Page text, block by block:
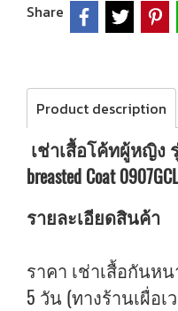
Share
Product description
เช่าเสื้อโค้ทผู้หญิง รุ่
breasted Coat
รายละเอียดสินค้า
ราคา เช่าเสื้อกันห
5 วัน (ทางร้านเผื่อ